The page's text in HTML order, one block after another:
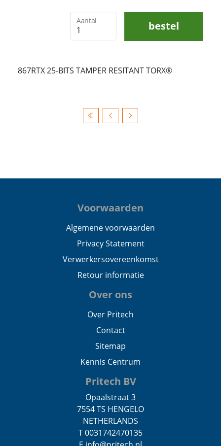
Aantal bestel
867RTX 25-BITS TAMPER RESITANT TORX®
Voorwaarden
Algemene voorwaarden
Privacy Statement
Verwerkersovereenkomst
Retour informatie
Over ons
Over Pritech
Contact
Sitemap
Kennis Centrum
Pritech BV
Opaalstraat 3
7554 TS HENGELO
NETHERLANDS
T 0031742470135